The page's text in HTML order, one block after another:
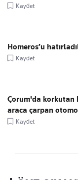
Kaydet
Homeros’u
Kaydet
Çorum'da korkutan
araca çarpan
Kaydet